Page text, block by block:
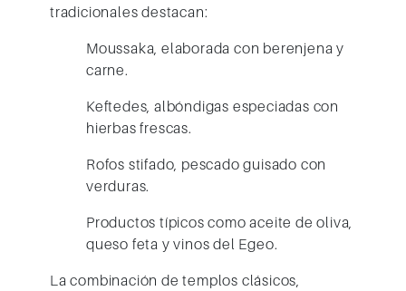
tradicionales destacan:
Moussaka , elaborada con berenjena y
carne.
Keftedes , albóndigas especiadas con
hierbas frescas.
Rofos stifado , pescado guisado con
verduras.
Productos típicos como aceite de oliva,
queso feta y vinos del Egeo.
La combinación de templos clásicos,